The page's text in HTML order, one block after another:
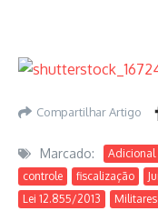
Compartilhar Artigo
Marcado: Adicional
controle
fiscalização
Lei 12.855/2013